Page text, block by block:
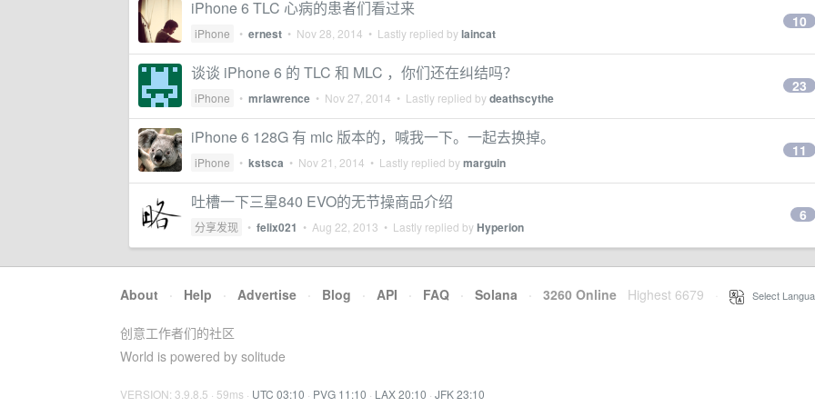
iPhone 6 TLC 心病的患者们看过来
iPhone • ernest • Nov 28, 2014 • Lastly replied bylaincat
10
谈谈 iPhone 6 的 TLC 和 MLC ，你们还在纠结吗？
iPhone • mrlawrence • Nov 27, 2014 • Lastly replied bydeathscythe
23
iPhone 6 128G 有 mlc 版本的，喊我一下。一起去换掉。
iPhone • kstsca • Nov 21, 2014 • Lastly replied bymarguin
11
吐槽一下三星840 EVO的无节操商品介绍
分享发现 • felix021 • Aug 22, 2013 • Lastly replied byHyperion
6
About · Help · Advertise · Blog · API · FAQ · Solana · 3260 Online Highest 6679 Select
创意工作者们的社区
World is powered by solitude
VERSION: 3.9.8.5 · 59ms · UTC 03:10 · PVG 11:10 · LAX 20:10 · JFK 23:10